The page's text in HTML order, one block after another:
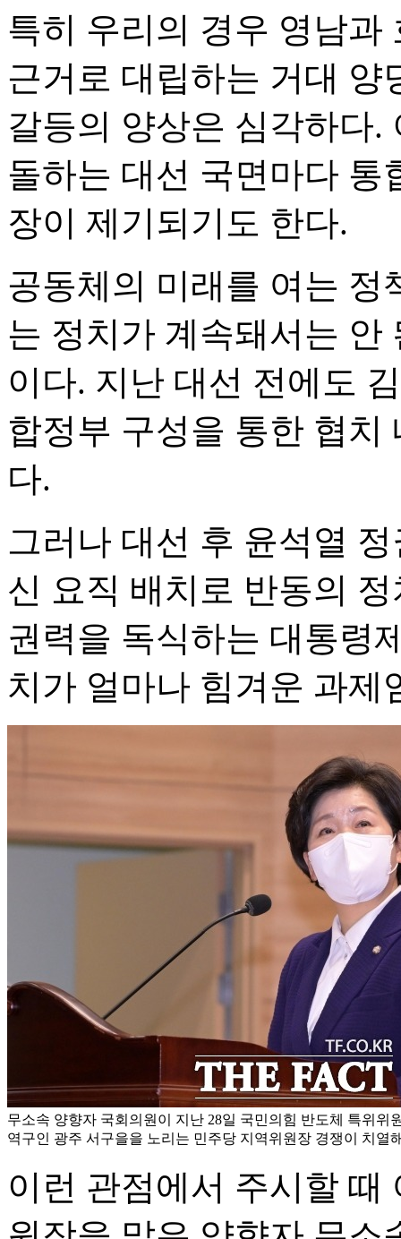
특히 우리의 경우 영남과
근거로 대립하는 거대 양
갈등의 양상은 심각하다.
돌하는 대선 국면마다 통
장이 제기되기도 한다.
공동체의 미래를 여는 정
는 정치가 계속돼서는 안
이다. 지난 대선 전에도
합정부 구성을 통한 협치
다.
그러나 대선 후 윤석열
신 요직 배치로 반동의
권력을 독식하는 대통령
치가 얼마나 힘겨운 과제
무소속 양향자 국회의원이 지난 28일 국민의힘 반도체 특위위
역구인 광주 서구을을 노리는 민주당 지역위원장 경쟁이 치열
이런 관점에서 주시할 때